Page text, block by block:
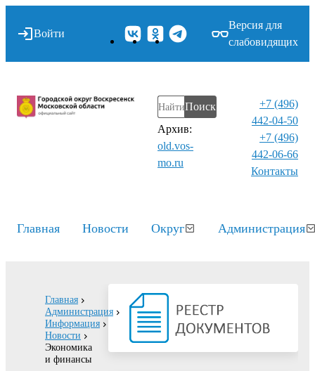
Войти
Версия для
слабовидящих
Поиск
Архив:
old.vos-
mo.ru
+7 (496)
442-04-50
+7 (496)
442-06-66
Контакты⁠
Главная Новости Округ Администрация
Главная
Администрация
Информация
Новости
Экономика
и финансы